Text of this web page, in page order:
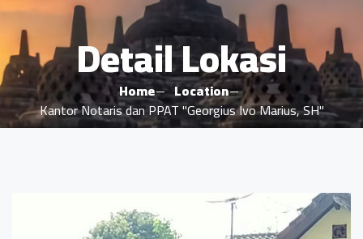
Detail Lokasi
Home
Location
Kantor Notaris dan PPAT "Georgius Ivo Marius, SH"